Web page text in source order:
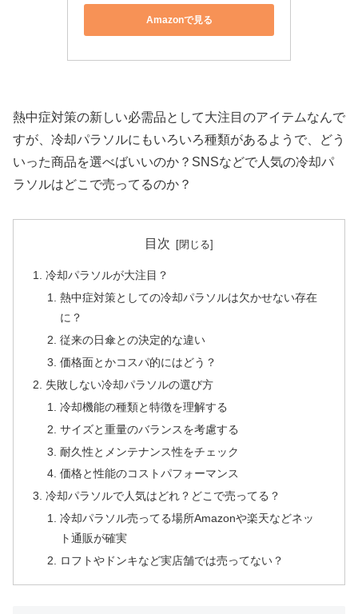
Amazonで見る
熱中症対策の新しい必需品として大注目のアイテムなんで
すが、冷却パラソルにもいろいろ種類があるようで、どう
いった商品を選べばいいのか？SNSなどで人気の冷却パ
ラソルはどこで売ってるのか？
目次
冷却パラソルが大注目？
熱中症対策としての冷却パラソルは欠かせない存在
に？
従来の日傘との決定的な違い
価格面とかコスパ的にはどう？
失敗しない冷却パラソルの選び方
冷却機能の種類と特徴を理解する
サイズと重量のバランスを考慮する
耐久性とメンテナンス性をチェック
価格と性能のコストパフォーマンス
冷却パラソルで人気はどれ？どこで売ってる？
冷却パラソル売ってる場所Amazonや楽天などネッ
ト通販が確実
ロフトやドンキなど実店舗では売ってない？